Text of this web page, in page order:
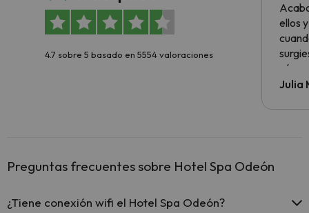
4.7 sobre 5 basado en 5554 valoraciones
ellos
todo
Julia
Preguntas frecuentes sobre Hotel Spa Odeón
¿Tiene conexión wifi el Hotel Spa Odeón?